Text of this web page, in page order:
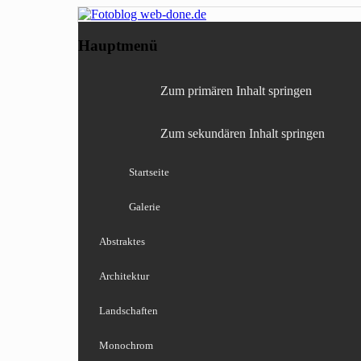
Fotoblog web-
Hauptmenü
Zum primären Inhalt springen
Zum sekundären Inhalt springen
Startseite
Galerie
Abstraktes
Architektur
Landschaften
Monochrom